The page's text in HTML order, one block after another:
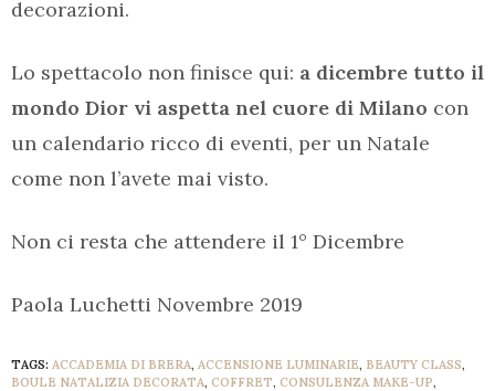
decorazioni.
Lo spettacolo non finisce qui: a dicembre tutto il
mondo Dior vi aspetta nel cuore di Milano con
un calendario ricco di eventi, per un Natale
come non l’avete mai visto.
Non ci resta che attendere il 1° Dicembre
Paola Luchetti Novembre 2019
TAGS: ACCADEMIA DI BRERA, ACCENSIONE LUMINARIE, BEAUTY CLASS,
BOULE NATALIZIA DECORATA, COFFRET, CONSULENZA MAKE-UP,